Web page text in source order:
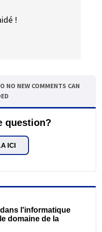
!
NO NEW COMMENTS CAN
question?
ICI
l'informatique
domaine de la